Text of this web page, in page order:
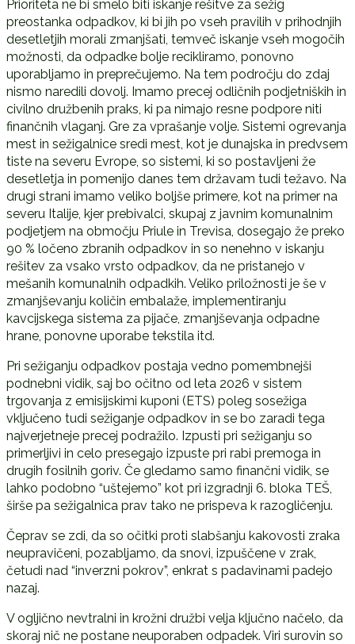
Prioriteta ne bi smelo biti iskanje rešitve za sežig
preostanka odpadkov, ki bi jih po vseh pravilih v prihodnjih
desetletjih morali zmanjšati, temveč iskanje vseh mogočih
možnosti, da odpadke bolje recikliramo, ponovno
uporabljamo in preprečujemo. Na tem področju do zdaj
nismo naredili dovolj. Imamo precej odličnih podjetniških in
civilno družbenih praks, ki pa nimajo resne podpore niti
finančnih vlaganj. Gre za vprašanje volje. Sistemi ogrevanja
mest in sežigalnice sredi mest, kot je dunajska in predvsem
tiste na severu Evrope, so sistemi, ki so postavljeni že
desetletja in pomenijo danes tem državam tudi težavo. Na
drugi strani imamo veliko boljše primere, kot na primer na
severu Italije, kjer prebivalci, skupaj z javnim komunalnim
podjetjem na območju Priule in Trevisa, dosegajo že preko
90 % ločeno zbranih odpadkov in so nenehno v iskanju
rešitev za vsako vrsto odpadkov, da ne pristanejo v
mešanih komunalnih odpadkih. Veliko priložnosti je še v
zmanjševanju količin embalaže, implementiranju
kavcijskega sistema za pijače, zmanjševanja odpadne
hrane, ponovne uporabe tekstila itd.
Pri sežiganju odpadkov postaja vedno pomembnejši
podnebni vidik, saj bo očitno od leta 2026 v sistem
trgovanja z emisijskimi kuponi (ETS) poleg sosežiga
vključeno tudi sežiganje odpadkov in se bo zaradi tega
najverjetneje precej podražilo. Izpusti pri sežiganju so
primerljivi in celo presegajo izpuste pri rabi premoga in
drugih fosilnih goriv. Če gledamo samo finančni vidik, se
lahko podobno “uštejemo” kot pri izgradnji 6. bloka TEŠ,
širše pa sežigalnica prav tako ne prispeva k razogličenju.
Čeprav se zdi, da so očitki proti slabšanju kakovosti zraka
neupravičeni, pozabljamo, da snovi, izpuščene v zrak,
četudi nad “inverzni pokrov”, enkrat s padavinami padejo
nazaj.
V ogljično nevtralni in krožni družbi velja ključno načelo, da
skoraj nič ne postane neuporaben odpadek. Viri surovin so